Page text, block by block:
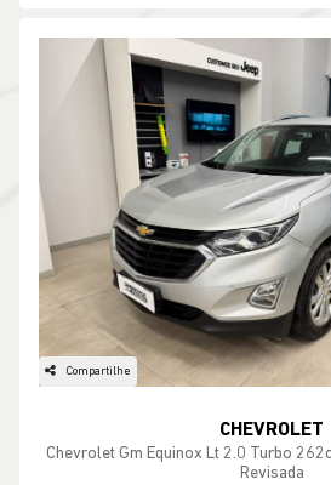
Compartilhe
CHEVROLET
Chevrolet Gm Equinox Lt 2.0 Turbo
Revisada